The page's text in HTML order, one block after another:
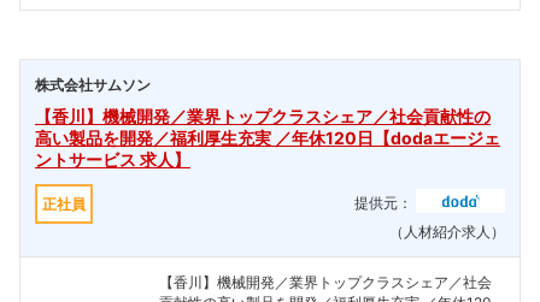
株式会社サムソン
【香川】機械開発／業界トップクラスシェア／社会貢献性の
高い製品を開発／福利厚生充実 ／年休120日【dodaエージェ
ントサービス 求人】
正社員
提供元：
（人材紹介求人）
【香川】機械開発／業界トップクラスシェア／社会